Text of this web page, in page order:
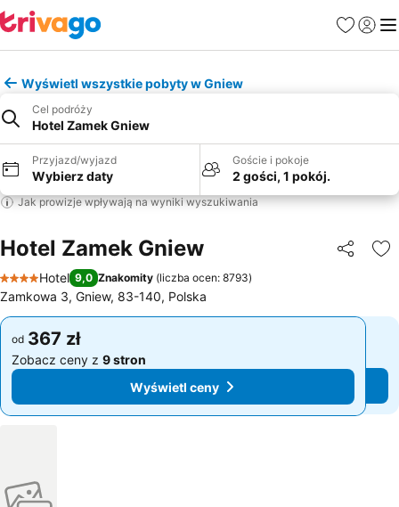
Ulubione
Wyświetl wszystkie pobyty w Gniew
Cel podróży
Hotel Zamek Gniew
Przyjazd/wyjazd
Wybierz daty
Goście i pokoje
2 gości, 1 pokój.
Jak prowizje wpływają na wyniki wyszukiwania
Hotel Zamek Gniew
4 Kategoria
Hotel 9,0 Znakomity (liczba ocen: 8793)
Zamkowa 3, Gniew, 83-140, Polska
od 367 zł
Zobacz ceny z 9 stron
Wyświetl ceny
od 367 zł
Zobacz ceny z 9 stron
Wyświetl ceny